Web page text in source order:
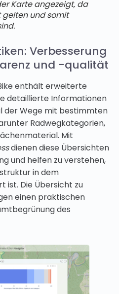
Karte angezeigt, da
gelten und somit
Verbesserung
und -qualität
enthält erweiterte
detaillierte Informationen
der Wege mit bestimmten
Radwegkategorien,
Mit
dienen diese Übersichten
und helfen zu verstehen,
in dem
ist. Die Übersicht zu
einen praktischen
des